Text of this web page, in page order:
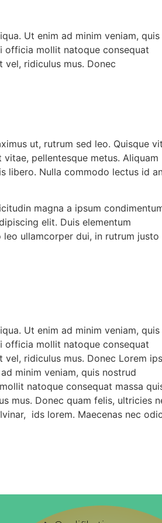
Ut enim ad minim veniam, quis
officia mollit natoque consequat
vel, ridiculus mus. Donec
ut, rutrum sed leo. Quisque
pellentesque metus. Aliquam
libero. Nulla commodo lectus id
magna a ipsum
elit. Duis elementum
ullamcorper dui, in rutrum justo
Ut enim ad minim veniam, quis
officia mollit natoque consequat
ridiculus mus. Donec Lorem
minim veniam, quis nostrud
natoque consequat massa
mus. Donec quam felis, ultricies
ids lorem. Maecenas nec